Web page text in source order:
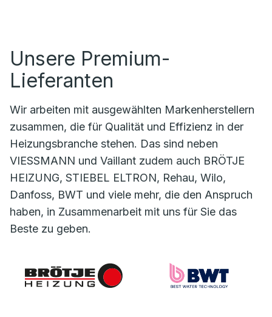
Unsere Premium-
Lieferanten
Wir arbeiten mit ausgewählten Markenherstellern
zusammen, die für Qualität und Effizienz in der
Heizungsbranche stehen. Das sind neben
VIESSMANN und Vaillant zudem auch BRÖTJE
HEIZUNG, STIEBEL ELTRON, Rehau, Wilo,
Danfoss, BWT und viele mehr, die den Anspruch
haben, in Zusammenarbeit mit uns für Sie das
Beste zu geben.